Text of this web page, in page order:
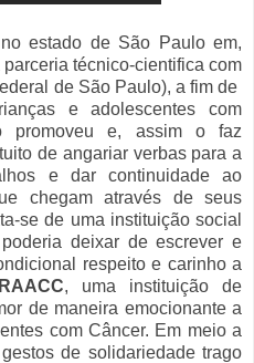
estado de São Paulo em,
técnico-cientifica com
de São Paulo), a fim de
e adolescentes com
promoveu e, assim o faz
de angariar verbas para a
e dar continuidade ao
chegam através de seus
se de uma instituição social
deixar de escrever e
respeito e carinho a
, uma instituição de
de maneira emocionante a
com Câncer. Em meio a
de solidariedade trago